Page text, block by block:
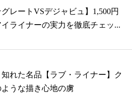
グレートVSデジャビュ】1,500円
イライナーの実力を徹底チェッ...
れた名品【ラブ・ライナー】ク
ような描き心地の虜